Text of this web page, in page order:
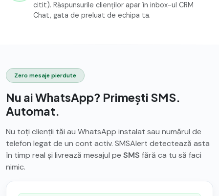
citit). Răspunsurile clienților apar în inbox-ul CRM
Chat, gata de preluat de echipa ta.
Zero mesaje pierdute
Nu ai WhatsApp? Primești SMS.
Automat.
Nu toți clienții tăi au WhatsApp instalat sau numărul de
telefon legat de un cont activ. SMSAlert detectează asta
în timp real și livrează mesajul pe SMS fără ca tu să faci
nimic.